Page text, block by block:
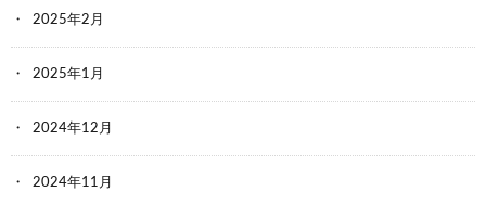
2025年2月
2025年1月
2024年12月
2024年11月